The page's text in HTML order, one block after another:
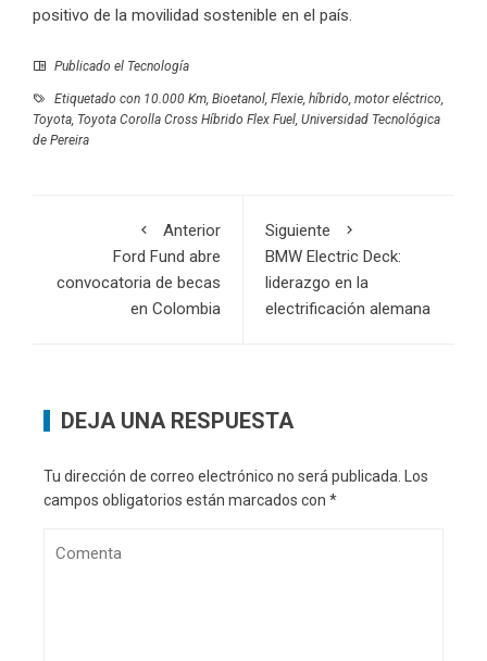
positivo de la movilidad sostenible en el país.
Publicado el Tecnología
Etiquetado con 10.000 Km Bioetanol Flexie híbrido motor eléctrico
Toyota Toyota Corolla Cross Híbrido Flex Fuel Universidad Tecnológica
de Pereira
Anterior
Ford Fund abre
convocatoria de becas
en Colombia
Siguiente
BMW Electric Deck:
liderazgo en la
electrificación alemana
DEJA UNA RESPUESTA
Tu dirección de correo electrónico no será publicada. Los
campos obligatorios están marcados con *